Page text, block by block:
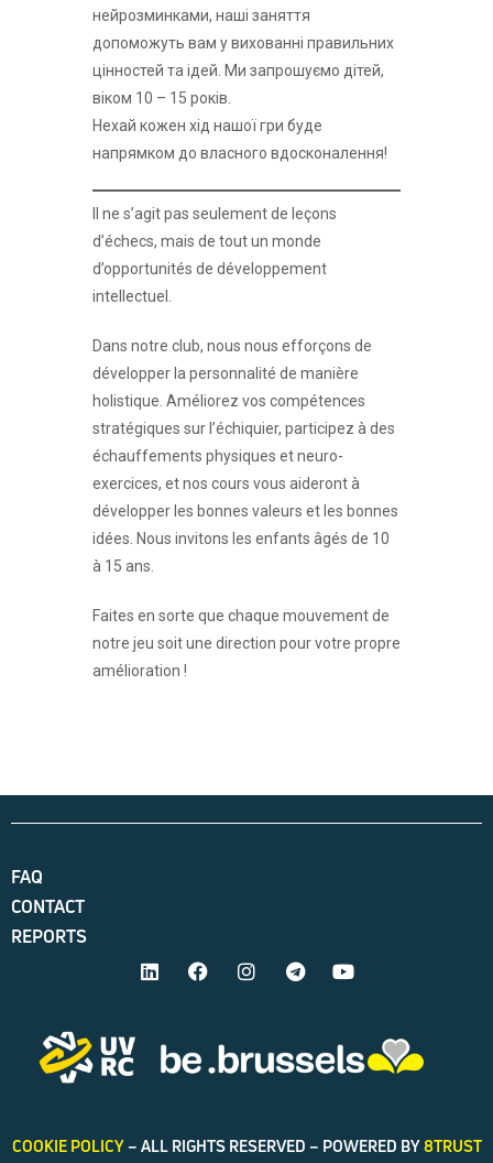
нейрозминками, наші заняття
допоможуть вам у вихованні правильних
цінностей та ідей. Ми запрошуємо дітей,
віком 10 – 15 років.
Нехай кожен хід нашої гри буде
напрямком до власного вдосконалення!
Il ne s’agit pas seulement de leçons
d’échecs, mais de tout un monde
d’opportunités de développement
intellectuel.
Dans notre club, nous nous efforçons de
développer la personnalité de manière
holistique. Améliorez vos compétences
stratégiques sur l’échiquier, participez à des
échauffements physiques et neuro-
exercices, et nos cours vous aideront à
développer les bonnes valeurs et les bonnes
idées. Nous invitons les enfants âgés de 10
à 15 ans.
Faites en sorte que chaque mouvement de
notre jeu soit une direction pour votre propre
amélioration !
FAQ
CONTACT
REPORTS
COOKIE POLICY– ALL RIGHTS RESERVED – POWERED BY8TRUST